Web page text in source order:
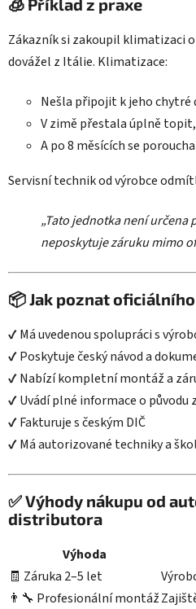
Zákazník si zakoupil klimatizaci
dovážel z Itálie. Klimatizace:
Nešla připojit k jeho chytré
V zimě přestala úplně topit,
A po 8 měsících se
Servisní technik od výrobce
„Tato jednotka není určena
neposkytuje záruku mimo
📦 Jak poznat
✔ Má uvedenou spolupráci s
✔ Poskytuje český návod a
✔ Nabízí kompletní montáž a
✔ Uvádí plné informace o původu
✔ Fakturuje s českým DIČ
✔ Má autorizované techniky a
✅ Výhody nákupu od
distributora
Výhoda
🧾 Záruka 2–5 let
👨‍🔧 Profesionální montáž